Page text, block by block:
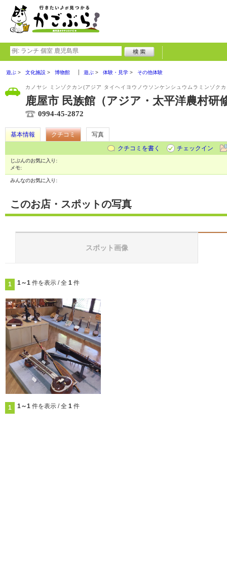
遊ぶ 文化施設 博物館 遊ぶ 体験・見学 その他体験
カノヤシ ミンゾクカン(アジア タイヘイヨウノウソンケンシュウムラミンゾク
鹿屋市 民族館（アジア・太平洋農村研
0994-45-2872
基本情報 クチコミ
写真
クチコミを書く
チェックイン
じぶんのお気に入り:
メモ:
みんなのお気に入り:
このお店・スポットの写真
スポット画像
1 1～1 件を表示 / 全 1 件
1 1～1 件を表示 / 全 1 件